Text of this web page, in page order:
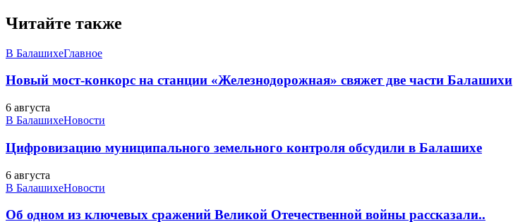
Читайте также
В БалашихеГлавное
Новый мост-конкорс на станции «Железнодорожная» свяжет две части Балашихи
6 августа
В БалашихеНовости
Цифровизацию муниципального земельного контроля обсудили в Балашихе
6 августа
В БалашихеНовости
Об одном из ключевых сражений Великой Отечественной войны рассказали..